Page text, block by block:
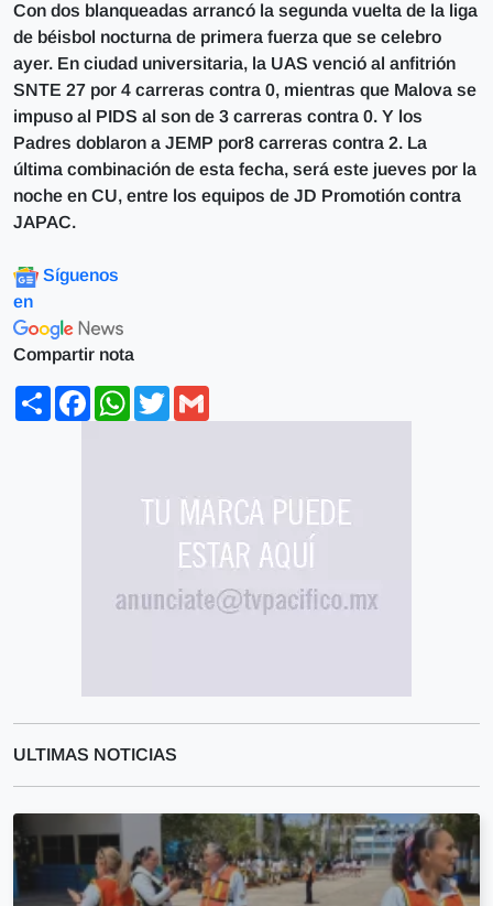
Con dos blanqueadas arrancó la segunda vuelta de la liga
de béisbol nocturna de primera fuerza que se celebro
ayer. En ciudad universitaria, la UAS venció al anfitrión
SNTE 27 por 4 carreras contra 0, mientras que Malova se
impuso al PIDS al son de 3 carreras contra 0. Y los
Padres doblaron a JEMP por8 carreras contra 2. La
última combinación de esta fecha, será este jueves por la
noche en CU, entre los equipos de JD Promotión contra
JAPAC.
Síguenos
en
Compartir nota
ShareFacebookWhatsApp
Twitter
ULTIMAS NOTICIAS